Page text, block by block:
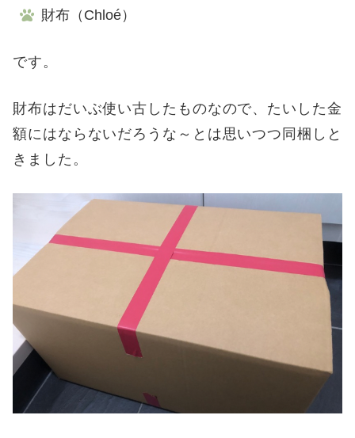
財布（Chloé）
です。
財布はだいぶ使い古したものなので、たいした金
額にはならないだろうな～とは思いつつ同梱しと
きました。